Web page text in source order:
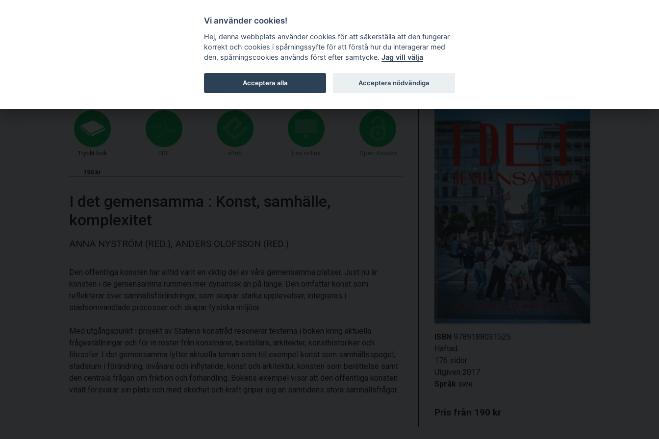
STARTSIDAN BESTÄLLNINGS­INFORMATION NYHETSBREV
Tryckt bok
190 kr
I det gemensamma : Konst, samhälle,
komplexitet
ANNA NYSTRÖM (RED.), ANDERS OLOFSSON (RED.)
Den offentliga konsten har alltid varit en viktig del av våra gemensamma platser. Just nu är
konsten i de gemensamma rummen mer dynamisk än på länge. Den omfattar konst som
reflekterar över samhällsförändringar, som skapar starka upplevelser, integreras i
stadsomvandlade processer och skapar fysiska miljöer.
Med utgångspunkt i projekt av Statens konstråd resonerar texterna i boken kring aktuella
frågeställningar och för in röster från konstnärer, beställare, arkitekter, konsthistoriker och
filosofer. I det gemensamma lyfter aktuella teman som till exempel konst som samhällsspegel,
stadsrum i förändring, invånare och inflytande, konst och arkitektur, konsten som berättelse samt
den centrala frågan om friktion och förhandling. Bokens exempel visar att den offentliga konsten
vitalt försvarar sin plats och med skörhet och kraft griper sig an samtidens stora samhällsfrågor.
ISBN 9789188031525
Häftad
176 sidor
Utgiven 2017
Språk swe
Pris från 190 kr
Vi använder cookies!
Hej, denna webbplats använder cookies för att säkerställa att den fungerar
korrekt och cookies i spårningssyfte för att förstå hur du interagerar med
den, spårningscookies används först efter samtycke. Jag vill välja
Acceptera alla Acceptera nödvändiga